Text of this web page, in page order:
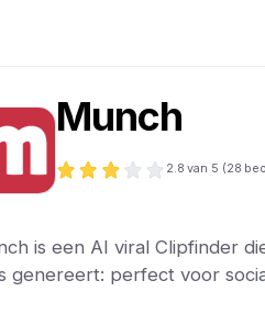
Munch
2.8 van 5 (28
is een AI viral Clipfinder
genereert: perfect voor